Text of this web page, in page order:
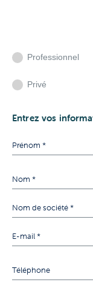
Professionnel
Privé
Entrez vos